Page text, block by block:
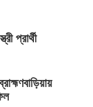
প্রার্থী